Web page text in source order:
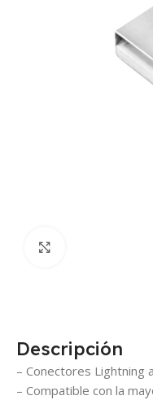
Descripción
– Conectores Lightning
– Compatible con la